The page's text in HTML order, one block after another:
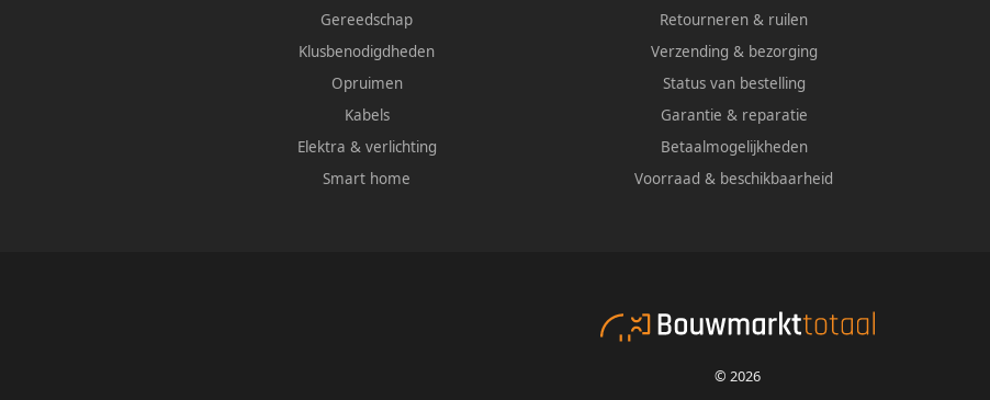
Gereedschap
Klusbenodigdheden
Opruimen
Kabels
Elektra & verlichting
Smart home
Retourneren & ruilen
Verzending & bezorging
Status van bestelling
Garantie & reparatie
Betaalmogelijkheden
Voorraad & beschikbaarheid
© 2026